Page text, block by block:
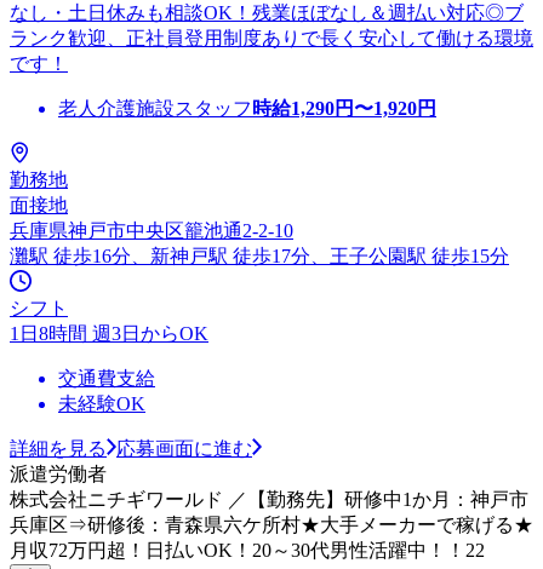
なし・土日休みも相談OK！残業ほぼなし＆週払い対応◎ブ
ランク歓迎、正社員登用制度ありで長く安心して働ける環境
です！
老人介護施設スタッフ 時給1,290円〜1,920円
勤務地
面接地
兵庫県神戸市中央区籠池通2-2-10
灘駅 徒歩16分、新神戸駅 徒歩17分、王子公園駅 徒歩15分
シフト
1日8時間 週3日からOK
交通費支給
未経験OK
詳細を見る
応募画面に進む
派遣労働者
株式会社ニチギワールド ／【勤務先】研修中1か月：神戸市
兵庫区⇒研修後：青森県六ケ所村★大手メーカーで稼げる★
月収72万円超！日払いOK！20～30代男性活躍中！！22